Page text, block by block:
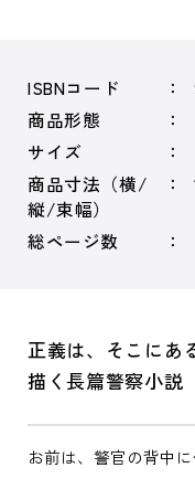
ISBNコード
商品形態
サイズ
商品寸法（横/
縦/束幅）
総ページ数
正義は、そこにあ
描く長篇警察小説
お前は、警官の背中